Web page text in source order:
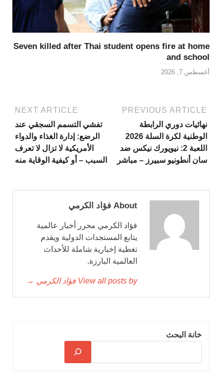
Seven killed after Thai student opens fire at home
and school
أغسطس 7, 2026
PREVIOUS ARTICLE
نهائيات دوري الرابطة
الوطنية لكرة السلة 2026
اللعبة 2: نيويورك نيكس ضد
سان أنطونيو سبيرز – مباشر
NEXT ARTICLE
تفشي التسمم السجقي عند
الرضع: إدارة الغذاء والدواء
الأمريكية لا تزال لا تعرف
السبب – أو كيفية الوقاية منه
About فؤاد الكرمي
فؤاد الكرمي محرر أخبار عالمية
يتابع المستجدات الدولية ويقدم
تغطية إخبارية شاملة للأحداث
العالمية البارزة.
View all posts by فؤاد الكرمي →
خانة البحث